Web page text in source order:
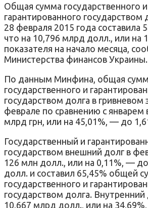
Общая сумма государственного и
гарантированного государством
28 февраля 2015 года составила
что на 10,796 млрд долл., или на
показателя на начало месяца,
Министерства финансов Украины.
По данным Минфина, общая
государственного и
государством долга в гривневом
феврале по сравнению с январем
млрд грн, или на 45,01%, — до
Государственный и
государством внешний долг в
126 млн долл., или на 0,11%, —
долл. и составил 65,45% общей
государственного и
государством долга. Внутренний
10,667 млрд долл., или на